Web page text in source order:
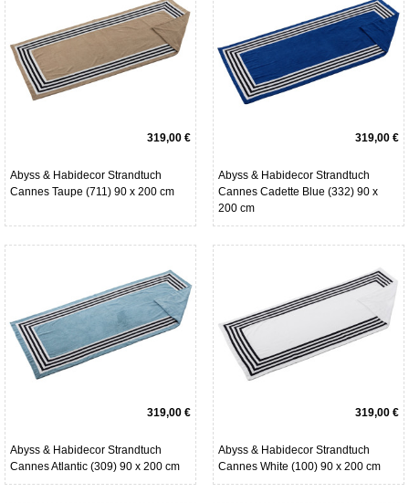
319,00 €
Abyss & Habidecor Strandtuch
Cannes Taupe (711) 90 x 200 cm
319,00 €
Abyss & Habidecor Strandtuch
Cannes Cadette Blue (332) 90 x
200 cm
319,00 €
Abyss & Habidecor Strandtuch
Cannes Atlantic (309) 90 x 200 cm
319,00 €
Abyss & Habidecor Strandtuch
Cannes White (100) 90 x 200 cm